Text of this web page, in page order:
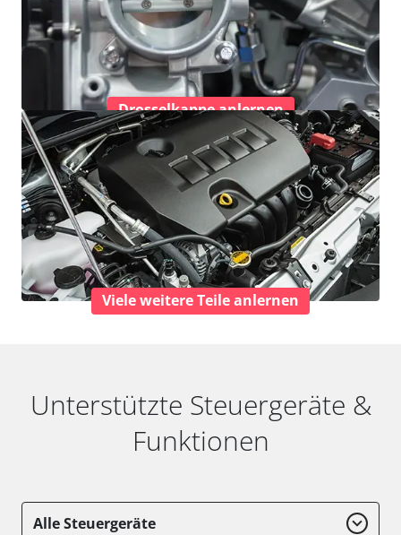
Drosselkappe anlernen
Viele weitere Teile anlernen
Unterstützte Steuergeräte &
Funktionen
Alle Steuergeräte